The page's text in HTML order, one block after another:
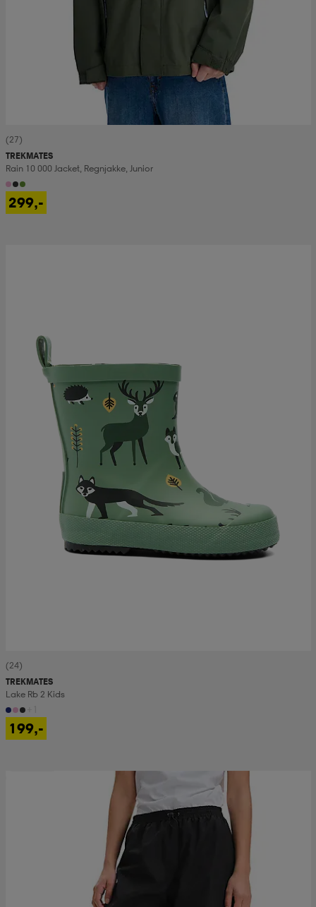
(27)
TREKMATES
Rain 10 000 Jacket, Regnjakke, Junior
299,-
(24)
TREKMATES
Lake Rb 2 Kids
199,-